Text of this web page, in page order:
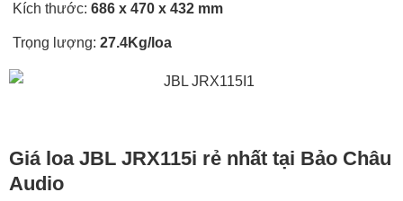
Kích thước: 686 x 470 x 432 mm
Trọng lượng: 27.4Kg/loa
Giá loa JBL JRX115i rẻ nhất tại Bảo Châu
Audio